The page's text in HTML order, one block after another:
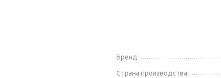
Бренд:
Страна производства: